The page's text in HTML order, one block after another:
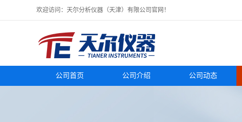
欢迎访问：天尔分析仪器（天津）有限公司官网！
公司首页 公司介绍 公司动态